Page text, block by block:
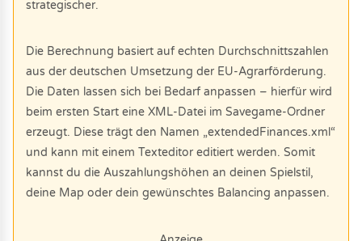
strategischer.
Die Berechnung basiert auf echten Durchschnittszahlen
aus der deutschen Umsetzung der EU-Agrarförderung.
Die Daten lassen sich bei Bedarf anpassen – hierfür wird
beim ersten Start eine XML-Datei im Savegame-Ordner
erzeugt. Diese trägt den Namen „extendedFinances.xml“
und kann mit einem Texteditor editiert werden. Somit
kannst du die Auszahlungshöhen an deinen Spielstil,
deine Map oder dein gewünschtes Balancing anpassen.